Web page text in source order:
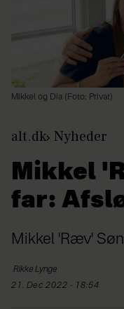
Mikkel og Dia (Foto: Privat)
alt.dk Nyheder
Mikkel
far:
Mikkel 'Ræv'
Rikke Lynge
21. Dec 2022 - 18:54